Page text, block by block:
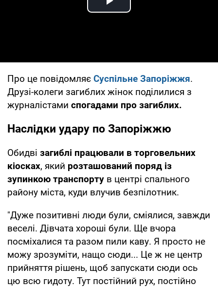
Play Video
Про це повідомляє Суспільне Запоріжжя.
Друзі-колеги загиблих жінок поділилися з
журналістами спогадами про загиблих.
Наслідки удару по Запоріжжю
Обидві загиблі працювали в торговельних
кіосках, який розташований поряд із
зупинкою транспорту в центрі спального
району міста, куди влучив безпілотник.
"Дуже позитивні люди були, сміялися, завжди
веселі. Дівчата хороші були. Ще вчора
посміхалися та разом пили каву. Я просто не
можу зрозуміти, нащо сюди... Це ж не центр
прийняття рішень, щоб запускати сюди ось
цю всю гидоту. Тут постійний рух, постійно